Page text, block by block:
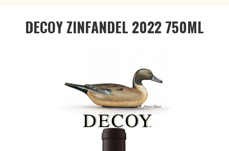
DECOY ZINFANDEL 2022 750ML